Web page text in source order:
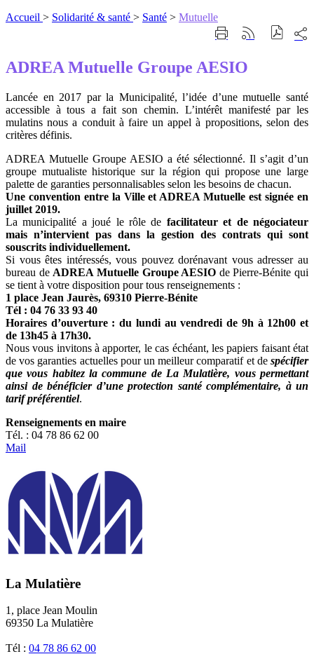
Accueil > Solidarité & santé > Santé > Mutuelle
ImprimerGénérer
RSS
sur
ADREA Mutuelle Groupe AESIO
Lancée en 2017 par la Municipalité, l’idée d’une mutuelle santé
accessible à tous a fait son chemin. L’intérêt manifesté par les
mulatins nous a conduit à faire un appel à propositions, selon des
critères définis.
ADREA Mutuelle Groupe AESIO a été sélectionné. Il s’agit d’un
groupe mutualiste historique sur la région qui propose une large
palette de garanties personnalisables selon les besoins de chacun.
Une convention entre la Ville et ADREA Mutuelle est signée en
juillet 2019.
La municipalité a joué le rôle de facilitateur et de négociateur
mais n’intervient pas dans la gestion des contrats qui sont
souscrits individuellement.
Si vous êtes intéressés, vous pouvez dorénavant vous adresser au
bureau de ADREA Mutuelle Groupe AESIO de Pierre-Bénite qui
se tient à votre disposition pour tous renseignements :
1 place Jean Jaurès, 69310 Pierre-Bénite
Tél : 04 76 33 93 40
Horaires d’ouverture : du lundi au vendredi de 9h à 12h00 et
de 13h45 à 17h30.
Nous vous invitons à apporter, le cas échéant, les papiers faisant état
de vos garanties actuelles pour un meilleur comparatif et de spécifier
que vous habitez la commune de La Mulatière, vous permettant
ainsi de bénéficier d’une protection santé complémentaire, à un
tarif préférentiel.
Renseignements en maire
Tél. : 04 78 86 62 00
Mail
La Mulatière
1, place Jean Moulin
69350 La Mulatière
Tél : 04 78 86 62 00